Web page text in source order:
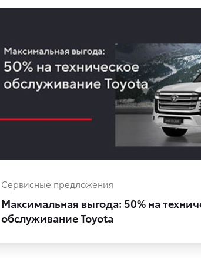
Сервисные предложения
Максимальная выгода: 50% на
обслуживание Toyota